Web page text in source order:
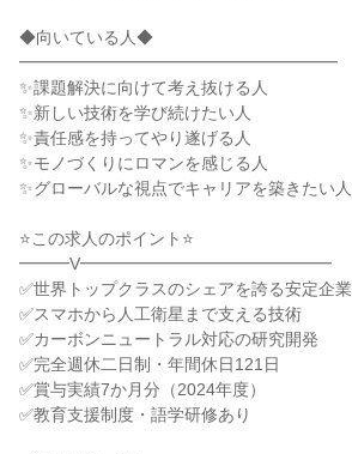
◆向いている人◆
━━━━━━━━━━━━━━━━━━━
✨課題解決に向けて考え抜ける人
✨新しい技術を学び続けたい人
✨責任感を持ってやり遂げる人
✨モノづくりにロマンを感じる人
✨グローバルな視点でキャリアを築きたい人
⭐この求人のポイント⭐
━━━V━━━━━━━━━━━━━━━
✅世界トップクラスのシェアを誇る安定企業
✅スマホから人工衛星まで支える技術
✅カーボンニュートラル対応の研究開発
✅完全週休二日制・年間休日121日
✅賞与実績7か月分（2024年度）
✅教育支援制度・語学研修あり